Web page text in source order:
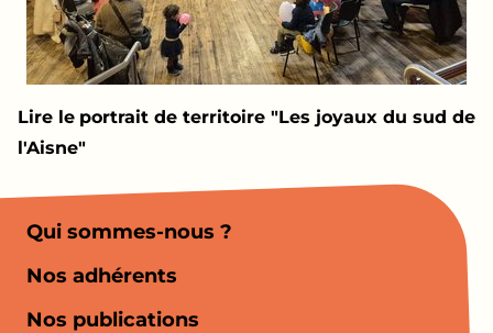
Lire le portrait de territoire "Les joyaux du sud de
l'Aisne"
Qui sommes-nous ?
Nos adhérents
Nos publications